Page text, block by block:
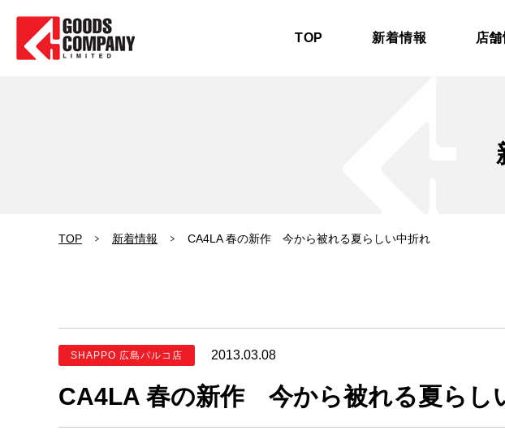
TOP 新着情報 店
TOP 新着情報 CA4LA 春の新作 今から被れる夏らしい中折れ
SHAPPO 広島パルコ店 2013.03.08
CA4LA 春の新作 今から被れる夏らし